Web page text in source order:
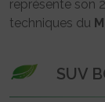
représente son
techniques du
SUV